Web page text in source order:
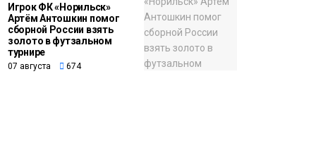
Игрок ФК «Норильск»
Артём Антошкин помог
сборной России взять
золото в футзальном
турнире
07 августа 674